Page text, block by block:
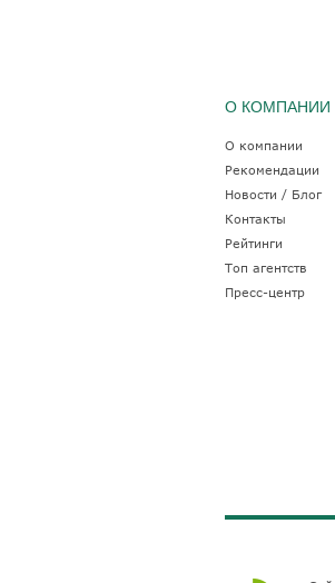
О КОМПАНИИ
О компании
Рекомендации
Новости / Блог
Контакты
Рейтинги
Топ агентств
Пресс-центр